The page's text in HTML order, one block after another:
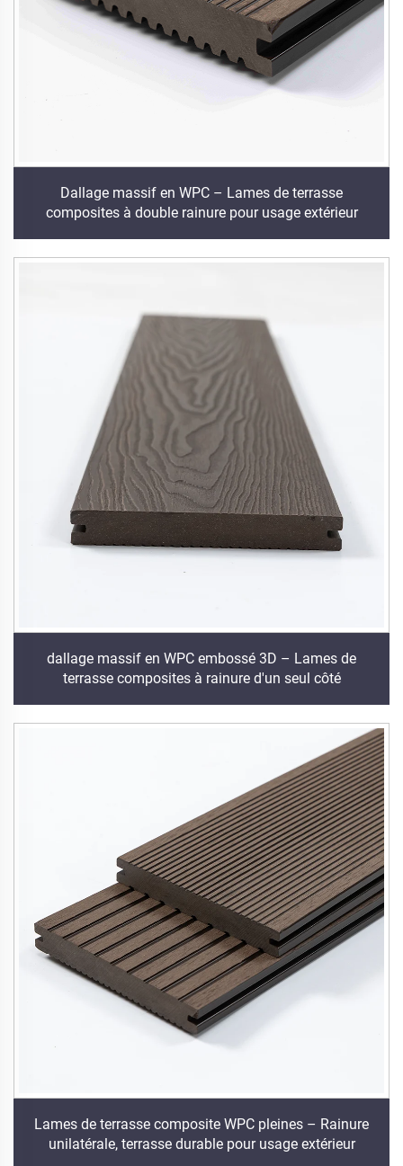
Dallage massif en WPC – Lames de terrasse
composites à double rainure pour usage extérieur
dallage massif en WPC embossé 3D – Lames de
terrasse composites à rainure d'un seul côté
Lames de terrasse composite WPC pleines – Rainure
unilatérale, terrasse durable pour usage extérieur